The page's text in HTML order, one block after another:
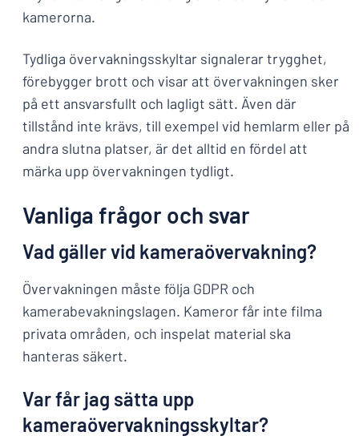
kamerorna.
Tydliga övervakningsskyltar signalerar trygghet,
förebygger brott och visar att övervakningen sker
på ett ansvarsfullt och lagligt sätt. Även där
tillstånd inte krävs, till exempel vid hemlarm eller på
andra slutna platser, är det alltid en fördel att
märka upp övervakningen tydligt.
Vanliga frågor och svar
Vad gäller vid kameraövervakning?
Övervakningen måste följa GDPR och
kamerabevakningslagen. Kameror får inte filma
privata områden, och inspelat material ska
hanteras säkert.
Var får jag sätta upp
kameraövervakningsskyltar?